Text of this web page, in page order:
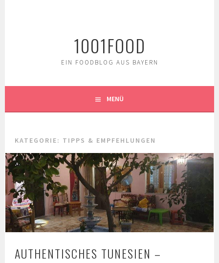
1001FOOD
EIN FOODBLOG AUS BAYERN
MENÜ
KATEGORIE: TIPPS & EMPFEHLUNGEN
AUTHENTISCHES TUNESIEN –